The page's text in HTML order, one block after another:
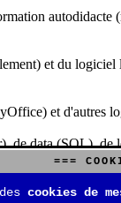
et du
et d'autres
de data (SQL),
jeux de
===
cookies de